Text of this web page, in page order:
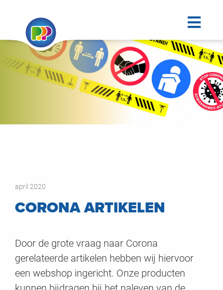
april 2020
CORONA ARTIKELEN
Door de grote vraag naar Corona
gerelateerde artikelen hebben wij hiervoor
een webshop ingericht. Onze producten